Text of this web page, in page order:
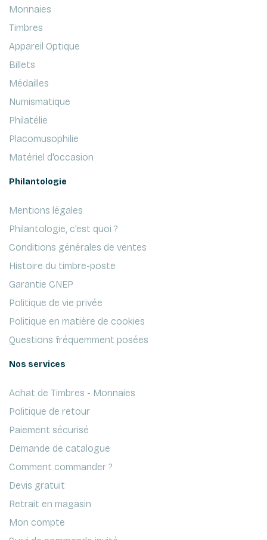
Monnaies
Timbres
Appareil Optique
Billets
Médailles
Numismatique
Philatélie
Placomusophilie
Matériel d'occasion
Philantologie
Mentions légales
Philantologie, c'est quoi ?
Conditions générales de ventes
Histoire du timbre-poste
Garantie CNEP
Politique de vie privée
Politique en matière de cookies
Questions fréquemment posées
Nos services
Achat de Timbres - Monnaies
Politique de retour
Paiement sécurisé
Demande de catalogue
Comment commander ?
Devis gratuit
Retrait en magasin
Mon compte